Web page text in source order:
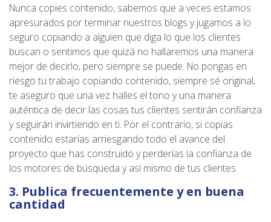
Nunca copies contenido, sabemos que a veces estamos
apresurados por terminar nuestros blogs y jugamos a lo
seguro copiando a alguien que diga lo que los clientes
buscan o sentimos que quizá no hallaremos una manera
mejor de decirlo, pero siempre se puede. No pongas en
riesgo tu trabajo copiando contenido, siempre sé original,
te aseguro que una vez halles el tono y una manera
auténtica de decir las cosas tus clientes sentirán confianza
y seguirán invirtiendo en ti. Por el contrario, si copias
contenido estarías arriesgando todo el avance del
proyecto que has construido y perderías la confianza de
los motores de búsqueda y así mismo de tus clientes.
3. Publica frecuentemente y en buena
cantidad